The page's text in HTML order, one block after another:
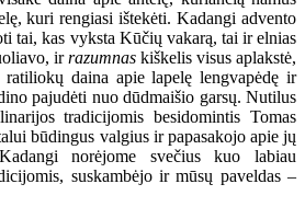
kuri rengiasi ištekėti. Kadangi advento
tai, kas vyksta Kūčių vakarą, tai ir elnias
irrazumnas kiškelis visus aplakstė,
daina apie lapelę lengvapėdę ir
pajudėti nuo dūdmaišio garsų. Nutilus
tradicijomis besidomintis Tomas
būdingus valgius ir papasakojo apie jų
norėjome svečius kuo labiau
suskambėjo ir mūsų paveldas –